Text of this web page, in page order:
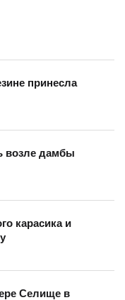
принесла
возле дамбы
карасика и
Селище в